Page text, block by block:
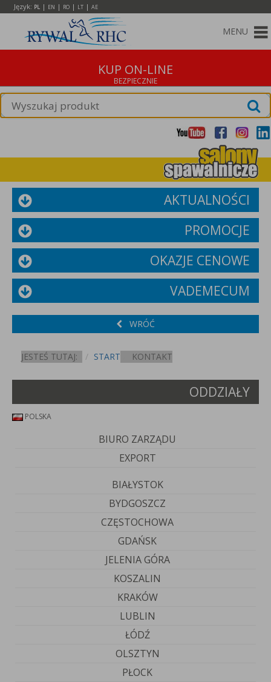
Język: PL | EN | RO | LT | AE
MENU
KUP ON-LINE
AKTUALNOŚCI
PROMOCJE
OKAZJE CENOWE
VADEMECUM
WRÓĆ
JESTEŚ TUTAJ: START KONTAKT
ODDZIAŁY
POLSKA
BIURO ZARZĄDU
EXPORT
BIAŁYSTOK
BYDGOSZCZ
CZĘSTOCHOWA
GDAŃSK
JELENIA GÓRA
KOSZALIN
KRAKÓW
LUBLIN
ŁÓDŹ
OLSZTYN
PŁOCK